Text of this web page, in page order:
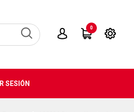
0
SESIÓN